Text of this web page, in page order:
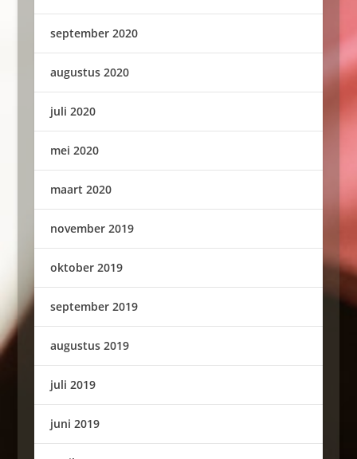
september 2020
augustus 2020
juli 2020
mei 2020
maart 2020
november 2019
oktober 2019
september 2019
augustus 2019
juli 2019
juni 2019